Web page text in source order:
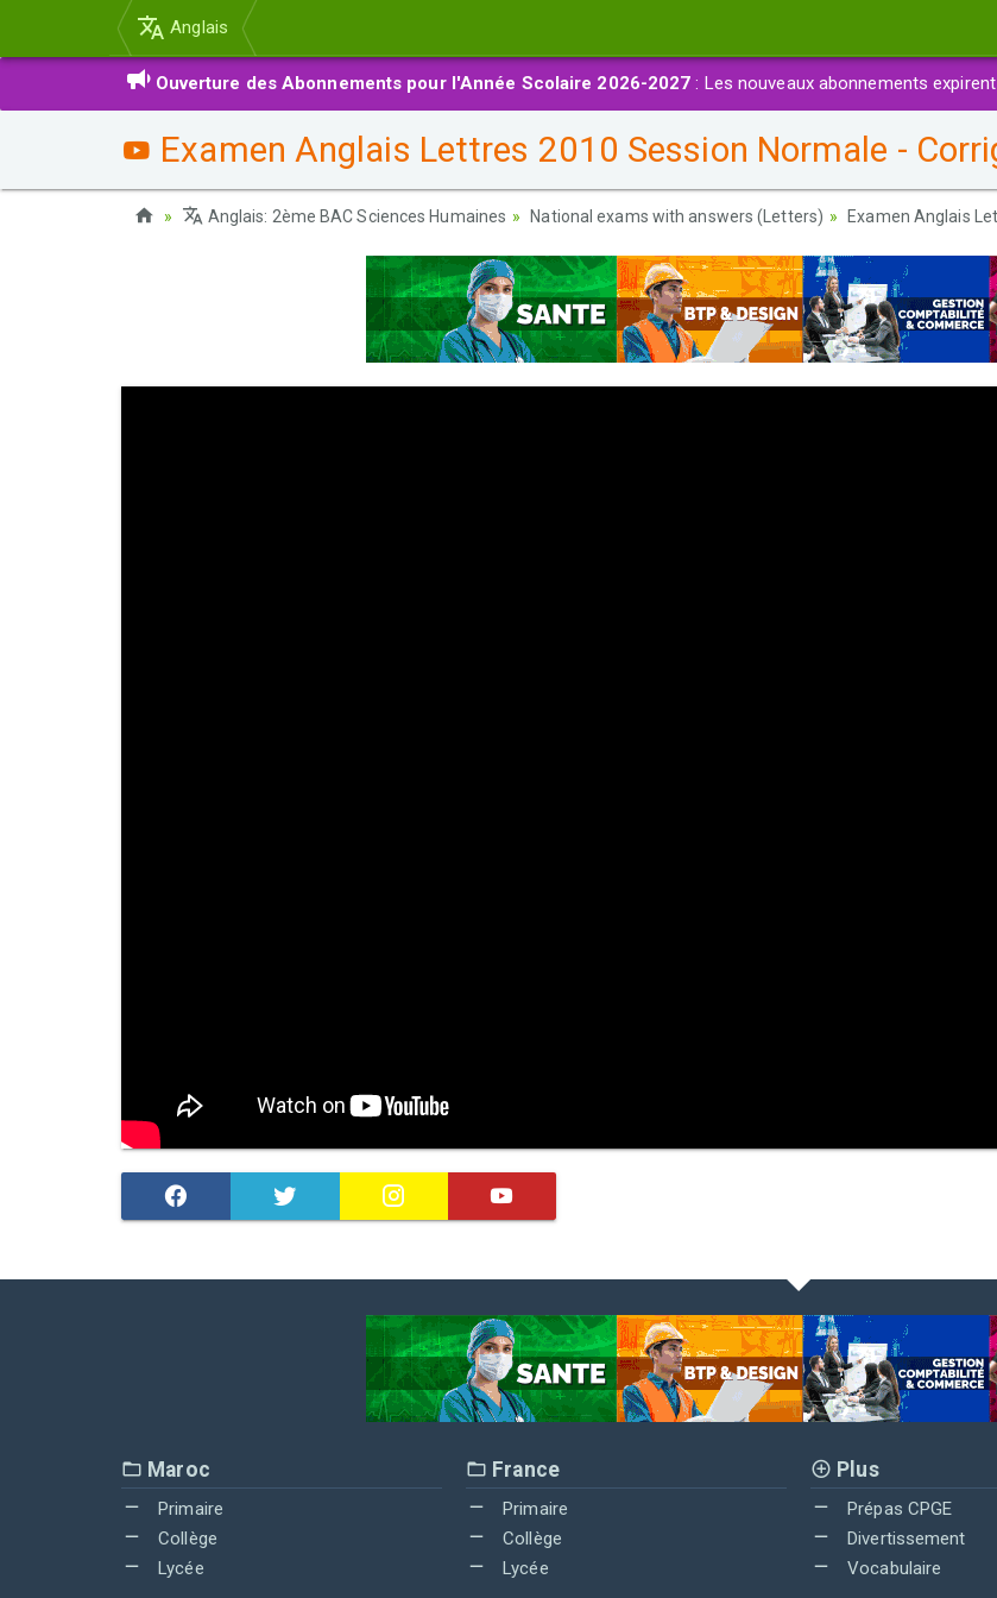
Anglais
Ouverture des Abonnements pour l'Année Scolaire 2026-2027 : Les nouveaux abonnements
Examen Anglais Lettres 2010 Session Normale -
Anglais: 2ème BAC Sciences Humaines National exams with answers (Letters) Examen Anglais
Maroc
Primaire
Collège
Lycée
France
Primaire
Collège
Lycée
Plus
Prépas CPGE
Divertissement
Vocabulaire